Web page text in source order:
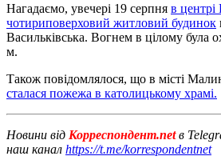
Нагадаємо, увечері 19 серпня в центрі
чотириповерховий житловий будинок
Васильківська. Вогнем в цілому була
м.
Також повідомлялося, що в місті
сталася пожежа в католицькому храмі.
Новини від Корреспондент.netв
наш канал https://t.me/korrespondentnet